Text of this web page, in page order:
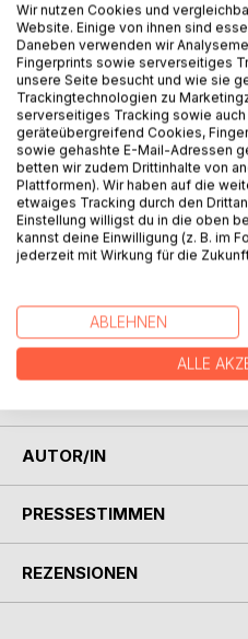
W imie stabilnosci kontrole
zarzadzania kryzysowego.
punkty spoleczne za
skan teczowki, racjonowana
zarejestrowanych. Nikt nie
System przychodzi cicho, z
przyjaznym glosem.
Klaus, Elif, Lilly i Rudi
laczy ich jedno: nie chca
drugiego konca
cene zycia poza systemem.
Cicha, precyzyjna powiesc o
odebrana, lecz zapomniana,
AUTOR/IN
PRESSESTIMMEN
REZENSIONEN
Wir nutzen Cookies und
Website. Einige von ihnen sind
Daneben verwenden wir
Fingerprints sowie serverseitiges
unsere Seite besucht und wie sie
Trackingtechnologien zu
serverseitiges Tracking sowie
geräteübergreifend Cookies,
sowie gehashte E-Mail-Adressen
betten wir zudem Drittinhalte von
Plattformen). Wir haben auf die
etwaiges Tracking durch den
Einstellung willigst du in die oben
kannst deine Einwilligung (z. B. im
jederzeit mit Wirkung für die
ABLEHNEN
ALLE